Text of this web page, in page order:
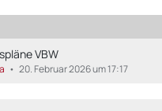
VBW
20. Februar 2026 um 17:17